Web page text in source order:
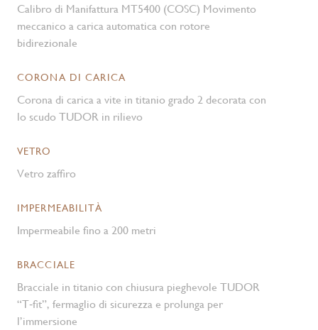
Calibro di Manifattura MT5400 (COSC) Movimento
meccanico a carica automatica con rotore
bidirezionale
CORONA DI CARICA
Corona di carica a vite in titanio grado 2 decorata con
lo scudo TUDOR in rilievo
VETRO
Vetro zaffiro
IMPERMEABILITÀ
Impermeabile fino a 200 metri
BRACCIALE
Bracciale in titanio con chiusura pieghevole TUDOR
“T‑fit”, fermaglio di sicurezza e prolunga per
l’immersione